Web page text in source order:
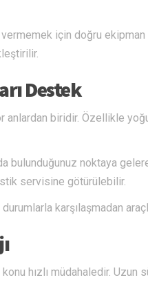
için doğru ekipman
Destek
anlardan biridir. Özellikle
bulunduğunuz noktaya
servisine götürülebilir.
karşılaşmadan
hızlı müdahaledir.